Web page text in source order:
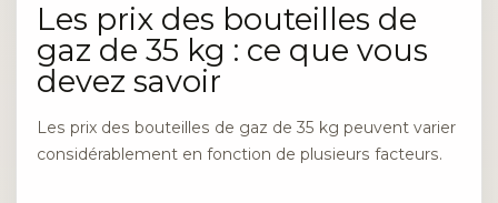
Les prix des bouteilles de
gaz de 35 kg : ce que vous
devez savoir
Les prix des bouteilles de gaz de 35 kg peuvent varier
considérablement en fonction de plusieurs facteurs.